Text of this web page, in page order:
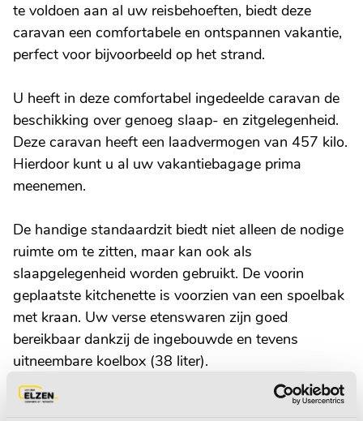
te voldoen aan al uw reisbehoeften, biedt deze
caravan een comfortabele en ontspannen vakantie,
perfect voor bijvoorbeeld op het strand.
U heeft in deze comfortabel ingedeelde caravan de
beschikking over genoeg slaap- en zitgelegenheid.
Deze caravan heeft een laadvermogen van 457 kilo.
Hierdoor kunt u al uw vakantiebagage prima
meenemen.
De handige standaardzit biedt niet alleen de nodige
ruimte om te zitten, maar kan ook als
slaapgelegenheid worden gebruikt. De voorin
geplaatste kitchenette is voorzien van een spoelbak
met kraan. Uw verse etenswaren zijn goed
bereikbaar dankzij de ingebouwde en tevens
uitneembare koelbox (38 liter).
Het grote dakluik zorgt voor veel daglicht in de